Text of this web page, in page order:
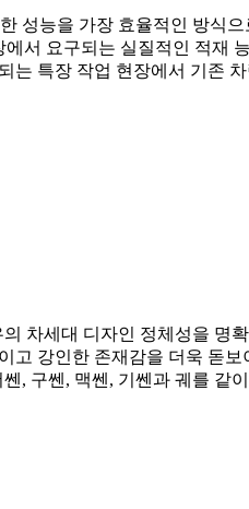
성능을 가장 효율적인 방식
서 요구되는 실질적인 적재
는 특장 작업 현장에서 기존
차세대 디자인 정체성을
강인한 존재감을 더욱 돋
, 구쎈, 맥쎈, 기쎈과 궤를